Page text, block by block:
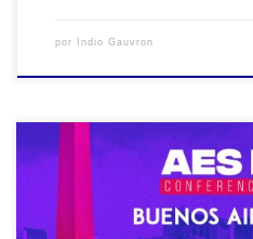
por Indio Gauvron